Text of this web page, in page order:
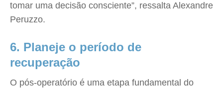
tomar uma decisão consciente”, ressalta Alexandre
Peruzzo.
6. Planeje o período de
recuperação
O pós-operatório é uma etapa fundamental do